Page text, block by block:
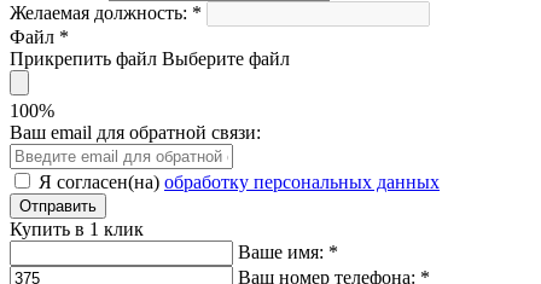
Желаемая должность: *
Файл *
Прикрепить файл Выберите файл
100%
Ваш email для обратной связи:
Я согласен(на) обработку персональных данных
Купить в 1 клик
Ваше имя: *
Ваш номер телефона: *